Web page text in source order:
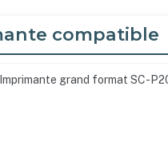
compatible
de produits